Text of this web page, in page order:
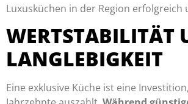
Luxusküchen in der Region erfolgreich
WERTSTABILITÄT
LANGLEBIGKEIT
Eine exklusive Küche ist eine